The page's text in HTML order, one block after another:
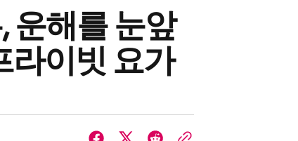
운해를 눈앞
라이빗 요가